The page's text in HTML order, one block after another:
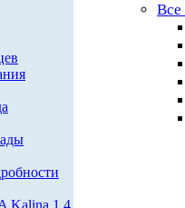
Kalina 1,4
Все